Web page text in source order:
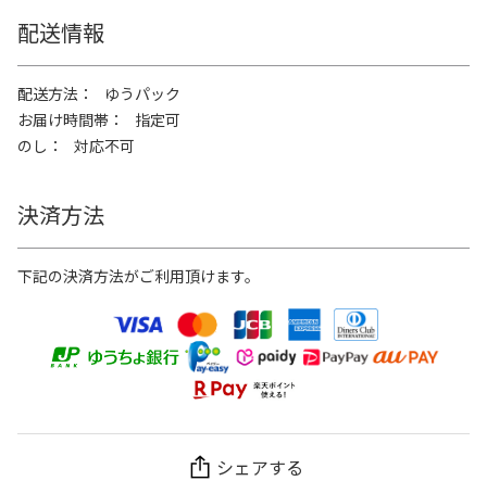
配送情報
配送方法
ゆうパック
お届け時間帯
指定可
のし
対応不可
決済方法
下記の決済方法がご利用頂けます。
シェアする